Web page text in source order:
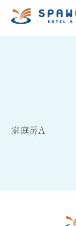
家庭房A